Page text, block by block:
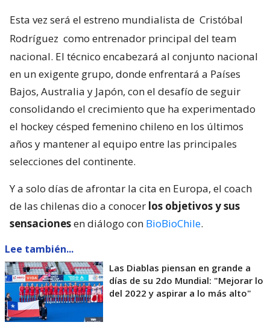
Esta vez será el estreno mundialista de Cristóbal
Rodríguez como entrenador principal del team
nacional. El técnico encabezará al conjunto nacional
en un exigente grupo, donde enfrentará a Países
Bajos, Australia y Japón, con el desafío de seguir
consolidando el crecimiento que ha experimentado
el hockey césped femenino chileno en los últimos
años y mantener al equipo entre las principales
selecciones del continente.
Y a solo días de afrontar la cita en Europa, el coach
de las chilenas dio a conocer los objetivos y sus
sensacionesen diálogo con BioBioChile.
Lee también...
Las Diablas piensan en grande a
días de su 2do Mundial: "Mejorar lo
del 2022 y aspirar a lo más alto"